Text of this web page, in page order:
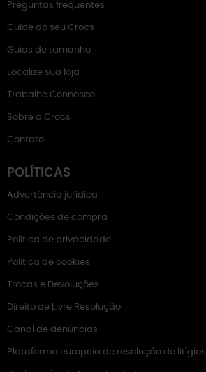
Preguntas frequentes
Cuide do seu Crocs
Guias de tamanho
Localize sua loja
Trabalhe Connosco
Sobre a Crocs
Contato
POLÍTICAS
Advertência jurídica
Condições de compra
Política de privacidade
Política de cookies
Trocas e Devoluções
Direito de Livre Resolução
Canal de denúncias
Plataforma europeia de resolução de litígios